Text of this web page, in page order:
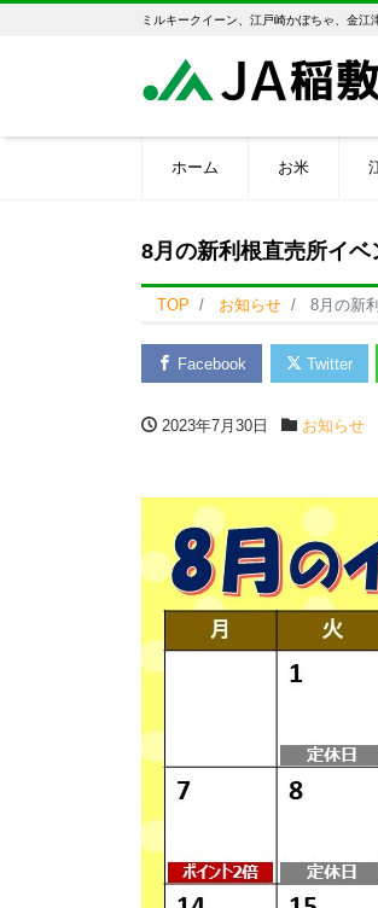
ミルキークイーン、江戸崎かぼちゃ、金江
ホーム お米
8月の新利根直売所イベ
TOP お知らせ 8月の新
Facebook Twitter
2023年7月30日 お知らせ